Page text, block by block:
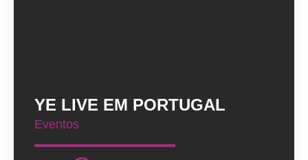
YE LIVE EM PORTUGAL
Eventos